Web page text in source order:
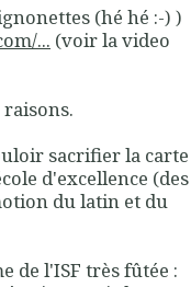
(hé hé :-) )
... (voir la video
sacrifier la carte
d'excellence (des
du latin et du
de l'ISF très fûtée :